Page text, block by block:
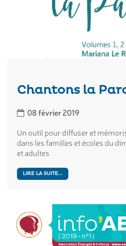
Chantons la
08 février 2019
Un outil pour diffuser et
dans les familles et écoles du
et adultes
LIRE LA SUITE...